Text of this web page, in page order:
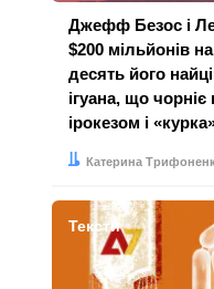
Джефф Безос і
$200 мільйонів
десять його
ігуана, що чорніє
ірокезом і
Автор:
Катерина
Дата:
Тексти